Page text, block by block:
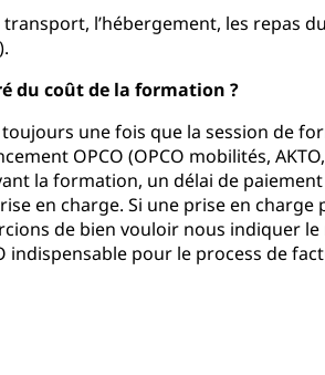
l’hébergement, les repas
du coût de la formation ?
une fois que la session de
OPCO (OPCO mobilités,
la formation, un délai de
en charge. Si une prise en
de bien vouloir nous indiquer le
indispensable pour le process de